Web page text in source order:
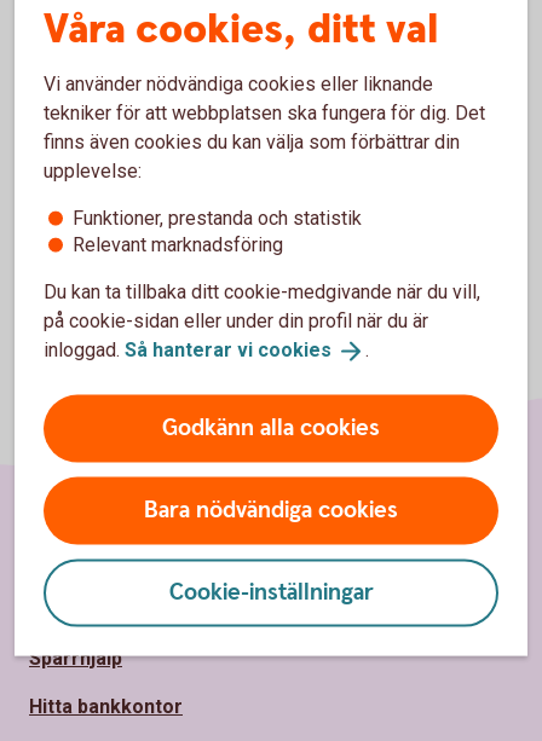
För att kunna handla på nätet behöver du slå på ditt
kort för internetköp, det gör du enkelt i
internetbanken eller i appen.
Slå på/av ditt kort förinternetköp
Våra cookies, ditt val
Vi använder nödvändiga cookies eller liknande
tekniker för att webbplatsen ska fungera för dig. Det
finns även cookies du kan välja som förbättrar din
upplevelse:
Funktioner, prestanda och statistik
Relevant marknadsföring
Du kan ta tillbaka ditt cookie-medgivande när du vill,
på cookie-sidan eller under din profil när du är
inloggad. Så hanterar vi cookies .
Godkänn alla cookies
Bara nödvändiga cookies
Cookie-inställningar
Sidfot
Hitta snabbt
Kundservice
Spärrhjälp
Hitta bankkontor